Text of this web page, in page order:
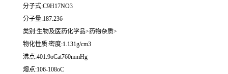
分子式:C9H17NO3
分子量:187.236
类别:生物及医药化学品>药物杂质>
物化性质:密度:1.131g/cm3
沸点:401.9oCat760mmHg
熔点:106-108oC